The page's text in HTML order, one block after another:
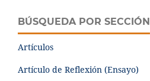
BÚSQUEDA POR SECCIÓN
Artículos
Artículo de Reflexión (Ensayo)